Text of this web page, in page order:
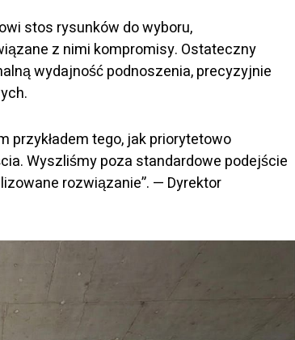
stos rysunków do wyboru,
z nimi kompromisy. Ostateczny
wydajność podnoszenia, precyzyjnie
przykładem tego, jak priorytetowo
Wyszliśmy poza standardowe podejście
rozwiązanie”. — Dyrektor